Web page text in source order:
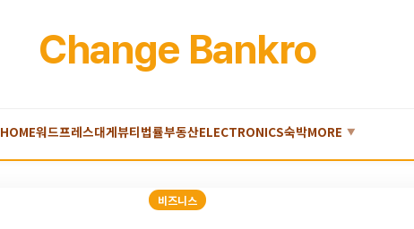
Change Bankro
HOME워드프레스대게뷰티법률부동산ELECTRONICS숙박MORE ▼
비즈니스